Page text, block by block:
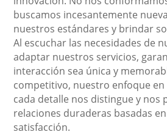
buscamos incesantemente
nuestros estándares y brindar
Al escuchar las necesidades de
adaptar nuestros servicios,
interacción sea única y
competitivo, nuestro enfoque en
cada detalle nos distingue y
relaciones duraderas basadas
satisfacción.